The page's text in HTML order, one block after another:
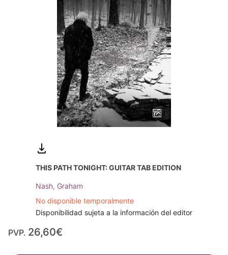
THIS PATH TONIGHT: GUITAR TAB EDITION
Nash, Graham
No disponible temporalmente
Disponibilidad sujeta a la información del editor
PVP. 26,60€